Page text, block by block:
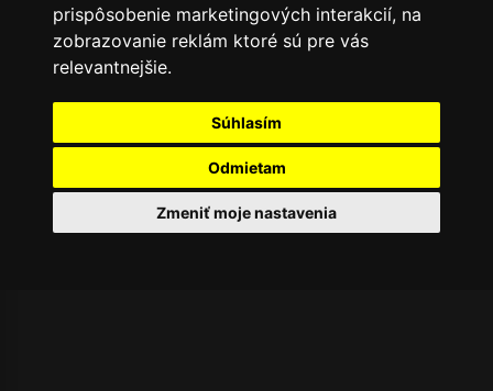
prispôsobenie marketingových interakcií, na
zobrazovanie reklám ktoré sú pre vás
relevantnejšie.
Súhlasím
Odmietam
Zmeniť moje nastavenia